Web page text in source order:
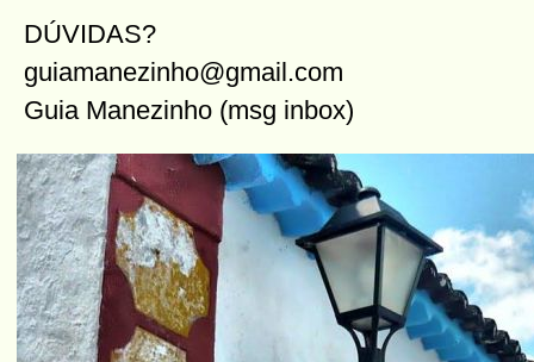
DÚVIDAS?
guiamanezinho@gmail.com
Guia Manezinho (msg inbox)